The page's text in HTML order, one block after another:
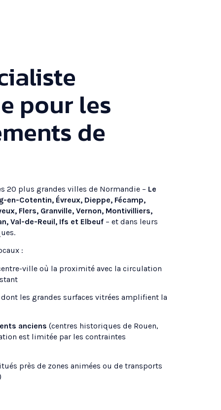
pour les
de
20 plus grandes villes de Normandie – Le
en-Cotentin, Évreux, Dieppe, Fécamp,
Flers, Granville, Vernon, Montivilliers,
Val-de-Reuil, Ifs et Elbeuf – et dans leurs
:
ville où la proximité avec la circulation
les grandes surfaces vitrées amplifient la
anciens (centres historiques de Rouen,
est limitée par les contraintes
près de zones animées ou de transports